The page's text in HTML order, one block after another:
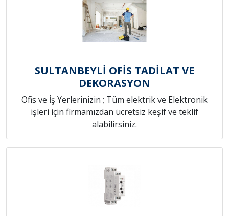
SULTANBEYLİ OFİS TADİLAT VE
DEKORASYON
Ofis ve İş Yerlerinizin ; Tüm elektrik ve Elektronik
işleri için firmamızdan ücretsiz keşif ve teklif
alabilirsiniz.